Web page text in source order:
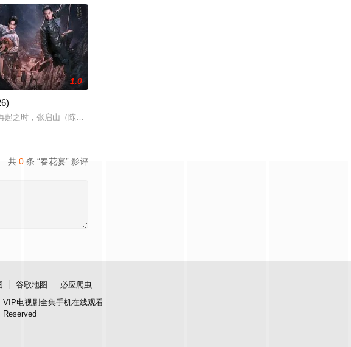
亡的真相。两人联手查出诈骗团伙头目阎礼的犯罪证据并将他交给警方，让诈骗团伙受到了应有
謇虽高中状元，却渴望寻求强国之路。他毅然弃政从商，殚精竭虑，创办了中国第一家民营纺
饰），虽自小被父母忽视，在艰苦环境中长大，但她始终刻苦学习，憧憬未来。为此，苏琳苦
1.0
起之时，张启山（陈伟霆 饰）与吴老狗（曾舜晞 饰）强强联手，携手霍仙姑（陈瑶 饰）与九门
共 0 条 “春花宴” 影评
谷歌地图
必应爬虫
电视剧全集手机在线观看
Reserved